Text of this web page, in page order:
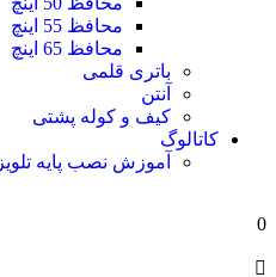
محافظ 55 اینچ
محافظ 65 اینچ
باتری قلمی
آنتن
کیف و کوله پشتی
کاتالوگ
آموزش نصب پایه
0